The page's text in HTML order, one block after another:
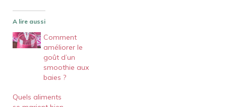
A lire aussi
Comment
améliorer le
goût d’un
smoothie aux
baies ?
Quels aliments